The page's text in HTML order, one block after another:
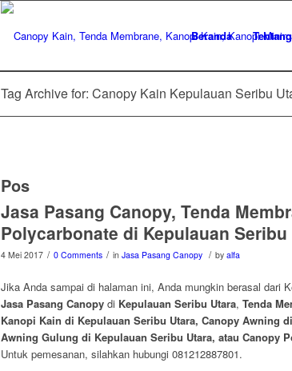
Beranda
Tag Archive for: Canopy Kain Kepulauan Seribu
Pos
Jasa Pasang Canopy, Tenda
Polycarbonate di Kepulauan Seribu
4 Mei 2017 / 0 Comments / in Jasa Pasang Canopy / by alfa
Jika Anda sampai di halaman ini, Anda mungkin berasal dari
Jasa Pasang Canopy di Kepulauan Seribu Utara, Tenda
Kanopi Kain di Kepulauan Seribu Utara, Canopy Awning
Awning Gulung di Kepulauan Seribu Utara, atau Canopy
Untuk pemesanan, silahkan hubungi 081212887801.